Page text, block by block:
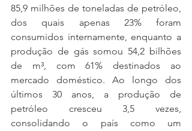
85,9 milhões de toneladas de petróleo,
dos quais apenas 23% foram
consumidos internamente, enquanto a
produção de gás somou 54,2 bilhões
de m³, com 61% destinados ao
mercado doméstico. Ao longo dos
últimos 30 anos, a produção de
petróleo cresceu 3,5 vezes,
consolidando o país como um